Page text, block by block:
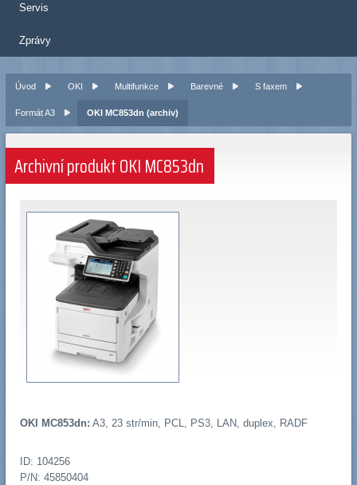
Servis
Zprávy
Úvod OKI Multifunkce Barevné S faxem
Formát A3 OKI MC853dn (archiv)
Archivní produkt OKI MC853dn
OKI MC853dn: A3, 23 str/min, PCL, PS3, LAN, duplex, RADF
ID: 104256
P/N: 45850404